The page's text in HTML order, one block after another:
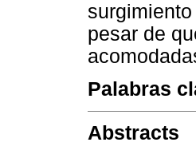
pesar de
Palabras
Abstracts